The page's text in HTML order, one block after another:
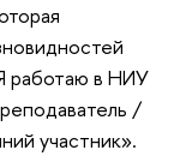
работаю в НИУ
/
участник».